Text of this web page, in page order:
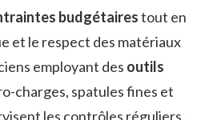
budgétairestout en
et le respect des matériaux
employant des outils
charges, spatules fines et
les contrôles réguliers.